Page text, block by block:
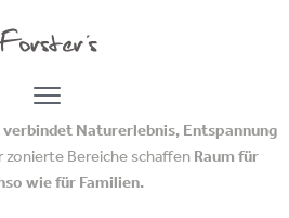
Naturerlebnis, Entspannung
zonierte Bereiche schaffen Raum für
wie für Familien.